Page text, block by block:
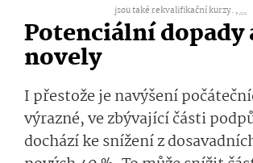
jsou také rekvalifikační kurzy. ,...
Potenciální dopady
novely
I přestože je navýšení
výrazné, ve zbývající části
dochází ke snížení z